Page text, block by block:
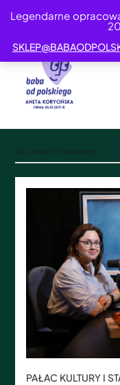
Legendarne
PAŁAC KULTURY I